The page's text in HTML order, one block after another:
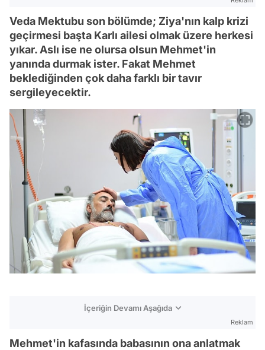
Veda Mektubu son bölümde; Ziya'nın kalp krizi
geçirmesi başta Karlı ailesi olmak üzere herkesi
yıkar. Aslı ise ne olursa olsun Mehmet'in
yanında durmak ister. Fakat Mehmet
beklediğinden çok daha farklı bir tavır
sergileyecektir.
İçeriğin Devamı Aşağıda
Reklam
Mehmet'in kafasında babasının ona anlatmak